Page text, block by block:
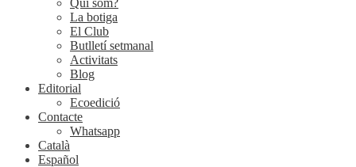
Qui som?
La botiga
El Club
Butlletí setmanal
Activitats
Blog
Editorial
Ecoedició
Contacte
Whatsapp
Català
Español